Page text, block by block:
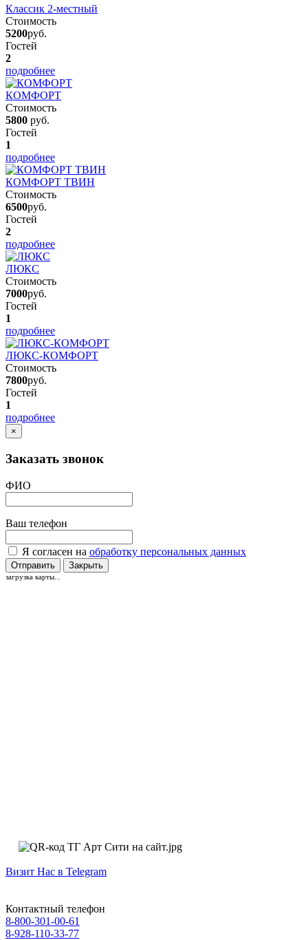
Классик 2-местный
Стоимость
5200руб.
Гостей
2
подробнее
КОМФОРТ
Стоимость
5800 руб.
Гостей
1
подробнее
КОМФОРТ ТВИН
Стоимость
6500руб.
Гостей
2
подробнее
ЛЮКС
Стоимость
7000руб.
Гостей
1
подробнее
ЛЮКС-КОМФОРТ
Стоимость
7800руб.
Гостей
1
подробнее
×
Заказать звонок
ФИО
Ваш телефон
Я согласен на обработку персональных данных
Отправить Закрыть
загрузка карты...
Визит Нас в Telegram
Контактный телефон
8-800-301-00-61
8-928-110-33-77